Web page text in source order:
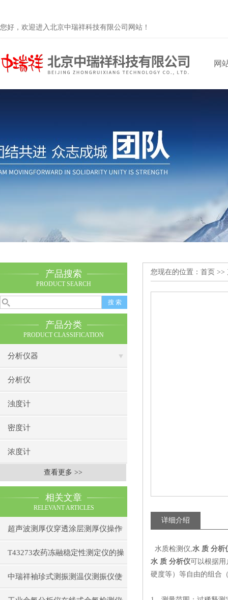
您好，欢迎进入北京中瑞祥科技有限公司网站！
网
产品搜索
PRODUCT SEARCH
产品分类
PRODUCT CLASSIFICATION
分析仪器
分析仪
浊度计
密度计
浓度计
查看更多 >>
相关文章
RELEVANT ARTICLES
超声波测厚仪穿透涂层测厚仪操作
前准备操作步骤
T43273农药冻融稳定性测定仪的操
作使用
中瑞祥袖珍式测振测温仪测振仪使
您现在的位置： 首页 >>
详细介绍
水质检测仪,水 质 分析
水 质 分析仪可以根据用
硬度等）等自由的组合